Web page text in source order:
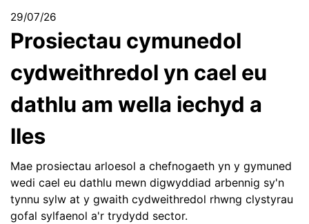
29/07/26
Prosiectau cymunedol
cydweithredol yn cael eu
dathlu am wella iechyd a
lles
Mae prosiectau arloesol a chefnogaeth yn y gymuned
wedi cael eu dathlu mewn digwyddiad arbennig sy'n
tynnu sylw at y gwaith cydweithredol rhwng clystyrau
gofal sylfaenol a'r trydydd sector.